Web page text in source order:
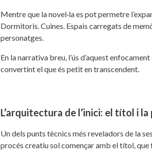
Mentre que la novel·la es pot permetre
Dormitoris. Cuines. Espais carregats de
personatges.
En la narrativa breu, l’ús d’aquest
convertint el que és petit en transcendent.
L’arquitectura de l’inici: el títol i
Un dels punts tècnics més reveladors de la
procés creatiu sol començar amb el títol,